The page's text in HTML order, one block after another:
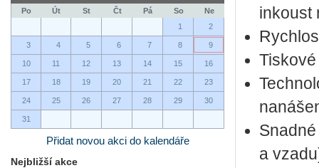
Po Út St Čt Pá So
Ne
1
2
3 4 5 6 7 8 9
10 11 12 13 14 15 16
17 18 19 20 21 22 23
24 25 26 27 28 29 30
31
Přidat novou akci do kalendáře
Nejbližší akce
in­koust
a